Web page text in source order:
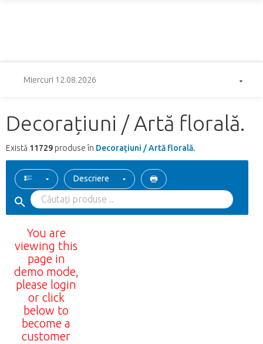
Miercuri 12.08.2026
Decorațiuni / Artă florală.
Există 11729 produse în Decorațiuni / Artă florală.
Descriere
You are
viewing this
page in
demo mode,
please login
or click
below to
become a
customer